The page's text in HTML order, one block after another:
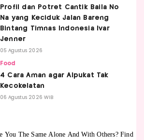
Profil dan Potret Cantik Baila No
Na yang Keciduk Jalan Bareng
Bintang Timnas Indonesia Ivar
Jenner
05 Agustus 2026
Food
4 Cara Aman agar Alpukat Tak
Kecokelatan
06 Agustus 2026 WIB